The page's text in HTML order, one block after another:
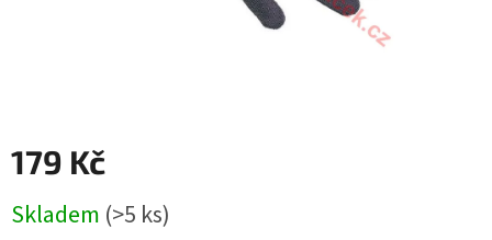
179 Kč
cena:
Skladem (>5 ks)